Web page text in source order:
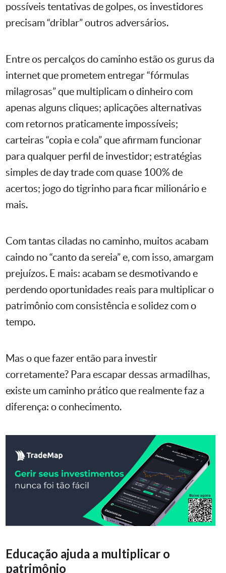
possíveis tentativas de golpes, os investidores
precisam “driblar” outros adversários.
Entre os percalços do caminho estão os gurus da
internet que prometem entregar “fórmulas
milagrosas” que multiplicam o dinheiro com
apenas alguns cliques; aplicações alternativas
com retornos praticamente impossíveis;
carteiras “copia e cola” que afirmam funcionar
para qualquer perfil de investidor; estratégias
simples de day trade com quase 100% de
acertos; jogo do tigrinho para ficar milionário e
mais.
Com tantas ciladas no caminho, muitos acabam
caindo no “canto da sereia” e, com isso, amargam
prejuízos. E mais: acabam se desmotivando e
perdendo oportunidades reais para multiplicar o
patrimônio com consistência e solidez com o
tempo.
Mas o que fazer então para investir
corretamente? Para escapar dessas armadilhas,
existe um caminho prático que realmente faz a
diferença: o conhecimento.
Educação ajuda a multiplicar o
patrimônio